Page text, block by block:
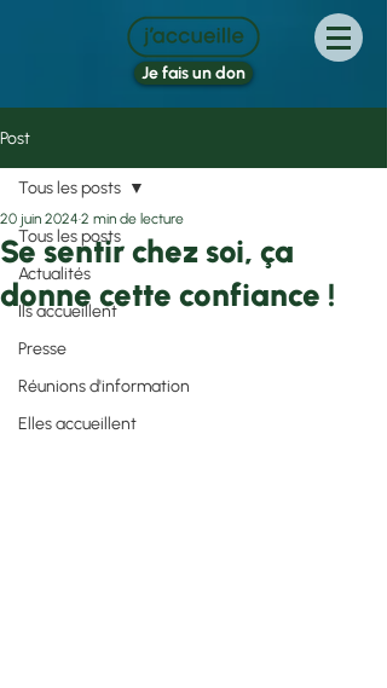
Je fais un don
Post
Tous les posts
Actualités
Ils accueillent
Presse
Réunions d'information
Elles accueillent
Tous les posts
Se sentir chez soi, ça
donne cette confiance !
20 juin 2024 2 min de lecture